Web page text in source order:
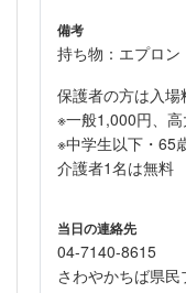
備考
持ち物：エプロン
保護者の方は入場
※一般1,000円、
※中学生以下・65
介護者1名は無料
当日の連絡先
04-7140-8615
さわやかちば県民